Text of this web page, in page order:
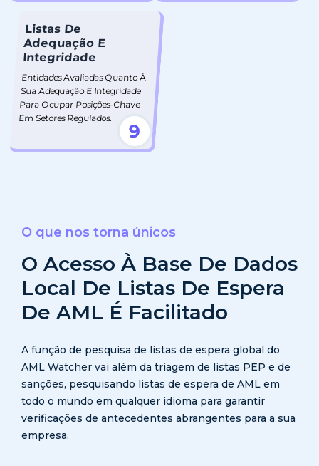
Listas De
Adequação E
Integridade
Entidades Avaliadas Quanto À
Sua Adequação E Integridade
Para Ocupar Posições-Chave
Em Setores Regulados.
9
O que nos torna únicos
O Acesso À Base De Dados
Local De Listas De Espera
De AML É Facilitado
A função de pesquisa de listas de espera global do
AML Watcher vai além da triagem de listas PEP e de
sanções, pesquisando listas de espera de AML em
todo o mundo em qualquer idioma para garantir
verificações de antecedentes abrangentes para a sua
empresa.